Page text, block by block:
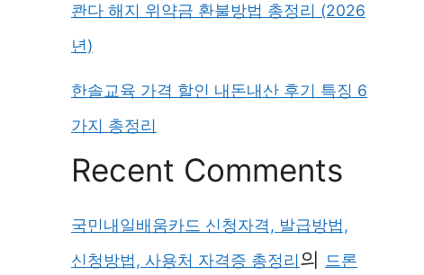
콴다 해지 위약금 환불방법 총정리 (2026
년)
한솔교육 가격 할인 내돈내산 후기 특징 6
가지 총정리
Recent Comments
국민내일배움카드 신청자격, 발급방법,
신청방법, 사용처 자격증 총정리의 드론